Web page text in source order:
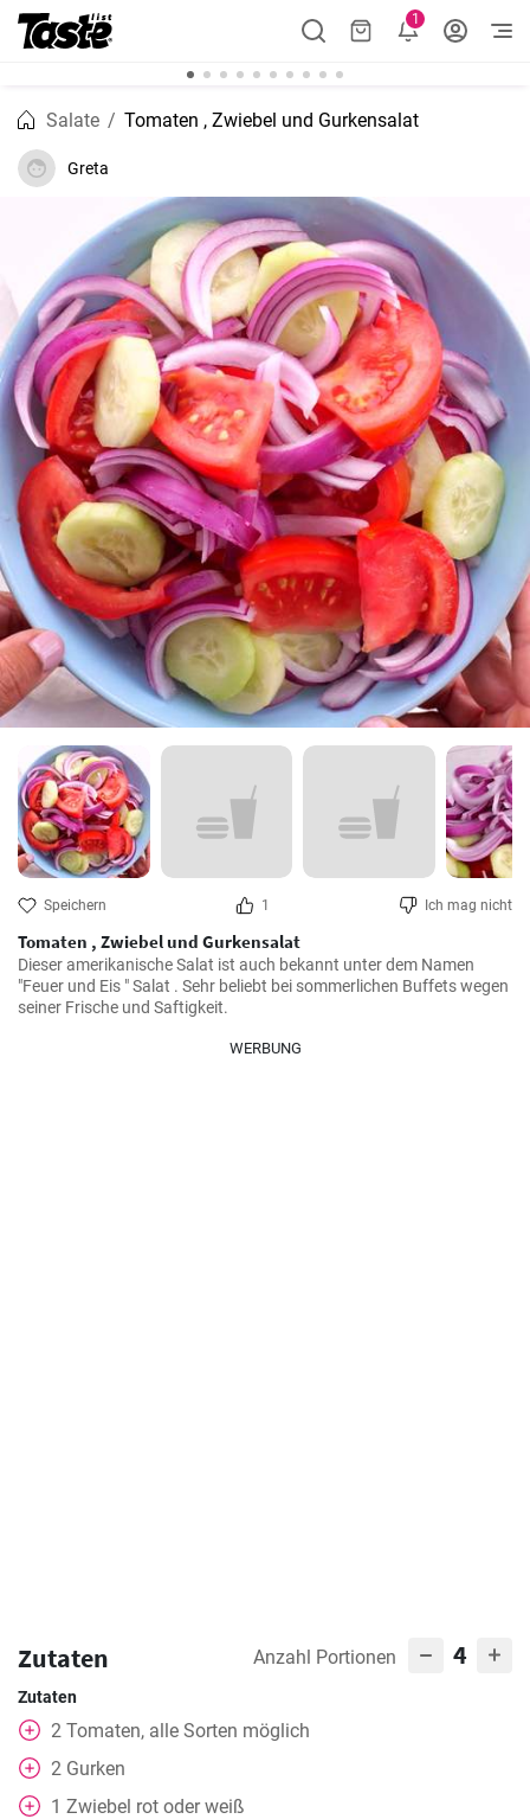
1
Salate Tomaten , Zwiebel und Gurkensalat
Greta
Speichern 1 Ich mag nicht
Tomaten , Zwiebel und Gurkensalat
Dieser amerikanische Salat ist auch bekannt unter dem Namen
"Feuer und Eis " Salat . Sehr beliebt bei sommerlichen Buffets wegen
seiner Frische und Saftigkeit.
WERBUNG
Zutaten Anzahl Portionen 4
Zutaten
2 Tomaten, alle Sorten möglich
2 Gurken
1 Zwiebel rot oder weiß